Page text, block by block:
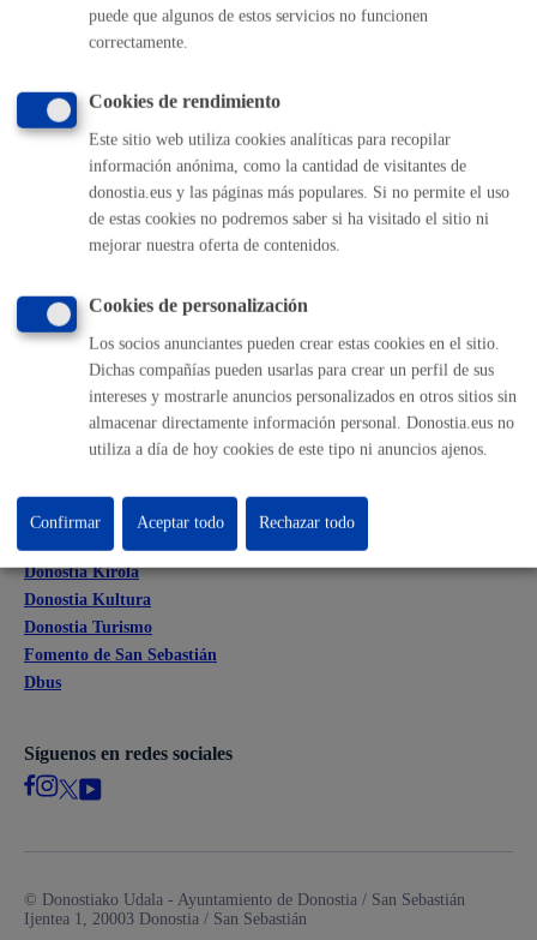
Comunícate con el Ayuntamiento de Donostia / San
010
(gratuito desde Donostia / San Sebastián)
(+34) 943 481 000
Informar de un error en la web
Ofertas de empleo
Perfil del contratante
Sede electrónica
Mapas - GeoDonostia
Sala de prensa
Mapa web
Otras páginas web corporativas
Donostia Kirola
Donostia Kultura
Donostia Turismo
Fomento de San Sebastián
Dbus
Síguenos en redes sociales
© Donostiako Udala - Ayuntamiento de Donostia / San Sebastián
Ijentea 1, 20003 Donostia / San Sebastián
puede que algunos de estos servicios no funcionen
correctamente.
Cookies de rendimiento
Este sitio web utiliza cookies analíticas para recopilar
información anónima, como la cantidad de visitantes de
donostia.eus y las páginas más populares. Si no permite el uso
de estas cookies no podremos saber si ha visitado el sitio ni
mejorar nuestra oferta de contenidos.
Cookies de personalización
Los socios anunciantes pueden crear estas cookies en el sitio.
Dichas compañías pueden usarlas para crear un perfil de sus
intereses y mostrarle anuncios personalizados en otros sitios sin
almacenar directamente información personal. Donostia.eus no
utiliza a día de hoy cookies de este tipo ni anuncios ajenos.
Rechazar todo
Confirmar Aceptar todo